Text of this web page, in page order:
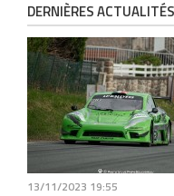
DERNIÈRES ACTUALITÉS
13/11/2023 19:55